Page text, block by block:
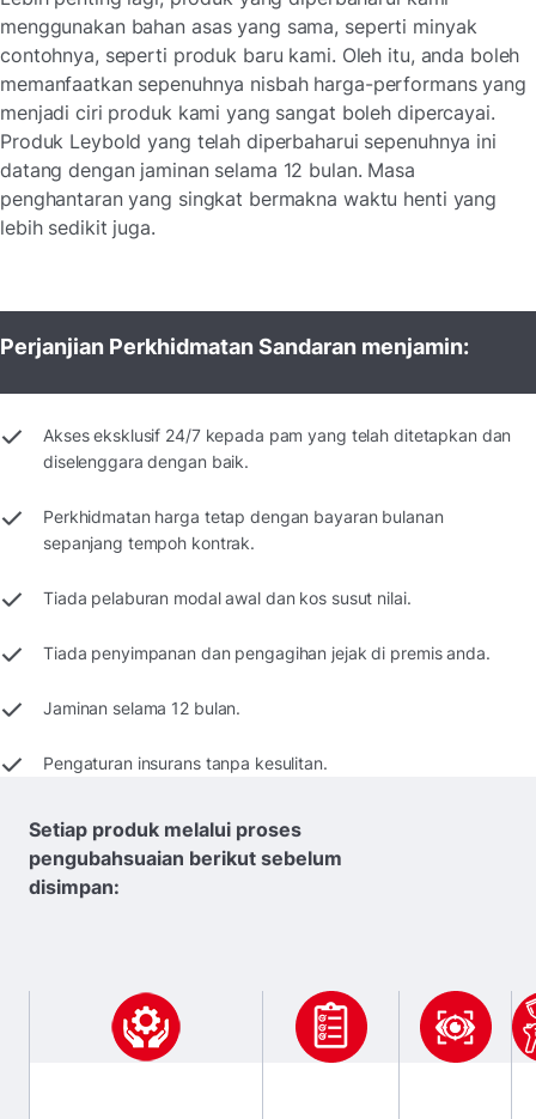
menggunakan bahan asas yang sama, seperti minyak
contohnya, seperti produk baru kami. Oleh itu, anda boleh
memanfaatkan sepenuhnya nisbah harga-performans yang
menjadi ciri produk kami yang sangat boleh dipercayai.
Produk Leybold yang telah diperbaharui sepenuhnya ini
datang dengan jaminan selama 12 bulan. Masa
penghantaran yang singkat bermakna waktu henti yang
lebih sedikit juga.
Perjanjian Perkhidmatan Sandaran menjamin:
Akses eksklusif 24/7 kepada pam yang telah ditetapkan dan
diselenggara dengan baik.
Perkhidmatan harga tetap dengan bayaran bulanan
sepanjang tempoh kontrak.
Tiada pelaburan modal awal dan kos susut nilai.
Tiada penyimpanan dan pengagihan jejak di premis anda.
Jaminan selama 12 bulan.
Pengaturan insurans tanpa kesulitan.
Setiap produk melalui proses
pengubahsuaian berikut sebelum
disimpan: